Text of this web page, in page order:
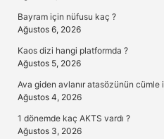
Bayram için nüfusu kaç ?
Ağustos 6, 2026
Kaos dizi hangi platformda ?
Ağustos 5, 2026
Ava giden avlanır atasözünün cümle
Ağustos 4, 2026
1 dönemde kaç AKTS vardı ?
Ağustos 3, 2026